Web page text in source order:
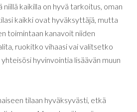
niillä kaikilla on hyvä tarkoitus, oman
kaikki ovat hyväksyttäjä, mutta
toimintaan kanavoit niiden
, ruokitko vihaasivaivalitsetko
yhteisösi hyvinvointia lisäävän muun
tilaan hyväksyvästi, etkä